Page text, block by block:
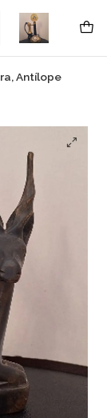
em Viana do
Antílope